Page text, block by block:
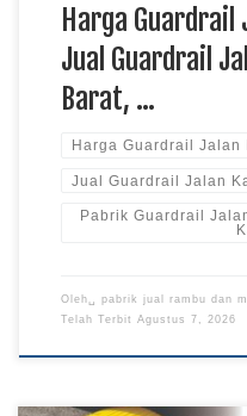
Harga Guardrail
Jual Guardrail
Barat, …
Harga Guardrail Jalan
Jual Guardrail Jalan
Pabrik Guardrail
Oleh␣ pabrik jual rambu dan
Telah Terbit Agustus 7, 2026